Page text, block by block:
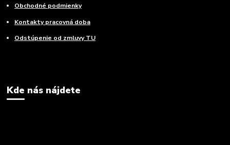
Obchodné podmienky
Kontakty pracovná doba
Odstúpenie od zmluvy TU
Kde nás nájdete